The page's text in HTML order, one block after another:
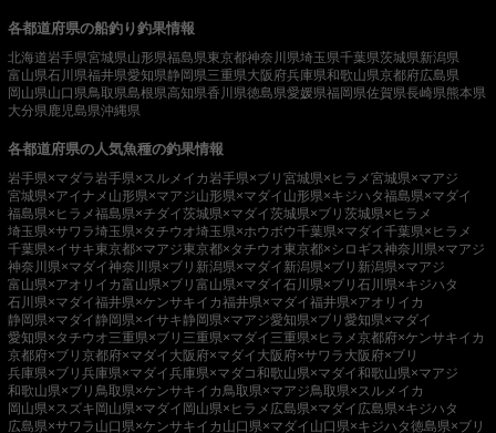
各都道府県の船釣り釣果情報
北海道岩手県宮城県山形県福島県東京都神奈川県埼玉県千葉県茨城県新潟県
富山県石川県福井県愛知県静岡県三重県大阪府兵庫県和歌山県京都府広島県
岡山県山口県鳥取県島根県高知県香川県徳島県愛媛県福岡県佐賀県長崎県熊本県
大分県鹿児島県沖縄県
各都道府県の人気魚種の釣果情報
岩手県×マダラ岩手県×スルメイカ岩手県×ブリ 宮城県×ヒラメ宮城県×マアジ
宮城県×アイナメ 山形県×マアジ山形県×マダイ 山形県×キジハタ福島県×マダイ
福島県×ヒラメ福島県×チダイ茨城県×マダイ茨城県×ブリ 茨城県×ヒラメ
埼玉県×サワラ埼玉県×タチウオ埼玉県×ホウボウ千葉県×マダイ千葉県×ヒラメ
千葉県×イサキ東京都×マアジ東京都×タチウオ東京都×シロギス神奈川県×マアジ
神奈川県×マダイ神奈川県×ブリ 新潟県×マダイ 新潟県×ブリ 新潟県×マアジ
富山県×アオリイカ富山県×ブリ 富山県×マダイ石川県×ブリ 石川県×キジハタ
石川県×マダイ福井県×ケンサキイカ福井県×マダイ福井県×アオリイカ
静岡県×マダイ 静岡県×イサキ静岡県×マアジ愛知県×ブリ 愛知県×マダイ
愛知県×タチウオ三重県×ブリ 三重県×マダイ 三重県×ヒラメ京都府×ケンサキイカ
京都府×ブリ 京都府×マダイ 大阪府×マダイ 大阪府×サワラ 大阪府×ブリ
兵庫県×ブリ 兵庫県×マダイ兵庫県×マダコ和歌山県×マダイ和歌山県×マアジ
和歌山県×ブリ 鳥取県×ケンサキイカ鳥取県×マアジ鳥取県×スルメイカ
岡山県×スズキ 岡山県×マダイ 岡山県×ヒラメ 広島県×マダイ 広島県×キジハタ
広島県×サワラ 山口県×ケンサキイカ 山口県×マダイ 山口県×キジハタ徳島県×ブリ